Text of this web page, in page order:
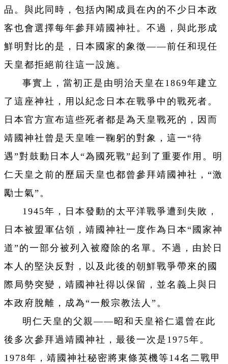
品。與此同時，包括內閣成員在內的不少日本政
客也會選擇每年參拜靖國神社。不過，與此形成
鮮明對比的是，日本國家的象徵——前任和現任
天皇都拒絕前往這一設施。
事實上，當初正是由明治天皇在1869年建立
了這座神社，用以紀念日本在戰爭中的戰死者。
日本官方宣布這些死者都是為天皇戰死的，因而
靖國神社曾是天皇唯一鞠躬的對象，這一“待
遇”對鼓動日本人“為國死戰”起到了重要作用。明
仁天皇之前的歷屆天皇也都曾參拜靖國神社，“激
勵士氣”。
1945年，日本發動的太平洋戰爭遭到失敗，
日本被盟軍佔領，靖國神社一度作為日本“國家神
道”的一部分被列入被廢除的名單。不過，由於日
本人的堅決反對，以及此後的朝鮮戰爭帶來的國
際局勢突變，靖國神社得以保留，並名義上與日
本政府脫離，成為“一般宗教法人”。
明仁天皇的父親——昭和天皇裕仁還曾在此
後多次參拜過靖國神社，最後一次是1975年。
1978年，靖國神社秘密將東條英機等14名二戰甲